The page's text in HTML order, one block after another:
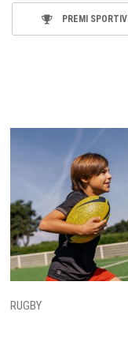
PREMI SPORTIVI
RUGBY